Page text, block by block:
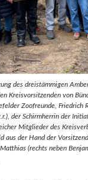
des dreistämmigen
Kreisvorsitzenden von
Zoofreunde, Friedrich
der Schirmherrin der
Mitglieder des
aus der Hand der
(rechts neben